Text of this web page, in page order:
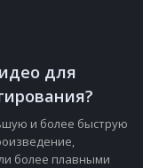
для
и более быструю
более плавными